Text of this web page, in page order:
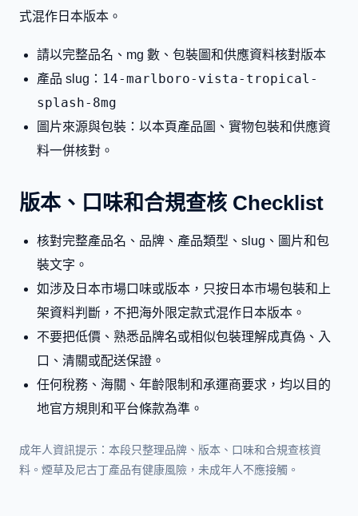
式混作日本版本。
請以完整品名、mg 數、包裝圖和供應資料核對版本
產品 slug： 14-marlboro-vista-tropical-
splash-8mg
圖片來源與包裝：以本頁產品圖、實物包裝和供應資
料一併核對。
版本、口味和合規查核 Checklist
核對完整產品名、品牌、產品類型、slug、圖片和包
裝文字。
如涉及日本市場口味或版本，只按日本市場包裝和上
架資料判斷，不把海外限定款式混作日本版本。
不要把低價、熟悉品牌名或相似包裝理解成真偽、入
口、清關或配送保證。
任何稅務、海關、年齡限制和承運商要求，均以目的
地官方規則和平台條款為準。
成年人資訊提示：本段只整理品牌、版本、口味和合規查核資
料。煙草及尼古丁產品有健康風險，未成年人不應接觸。